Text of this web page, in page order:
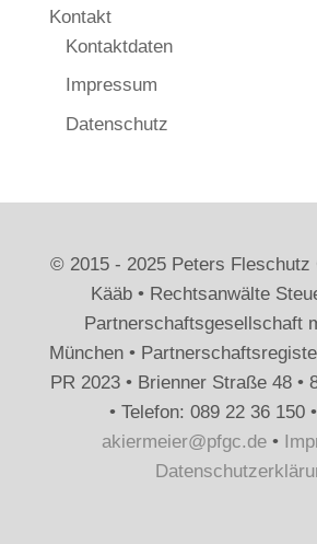
Kontakt
Kontaktdaten
Impressum
Datenschutz
© 2015 - 2025 Peters Fleschutz
Kääb • Rechtsanwälte
Partnerschaftsgesellschaft
München •
PR 2023 • Brienner Straße 48 •
• Telefon: 089 22 36 150
akiermeier@pfgc.de•